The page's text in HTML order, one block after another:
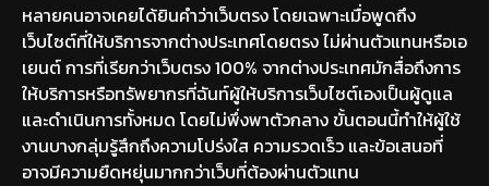
หลายคนอาจเคยได้ยินคำว่าเว็บตรง โดยเฉพาะเมื่อพูดถึง
เว็บไซต์ที่ให้บริการจากต่างประเทศโดยตรง ไม่ผ่านตัวแทนหรือเอ
เยนต์ การที่เรียกว่าเว็บตรง 100% จากต่างประเทศมักสื่อถึงการ
ให้บริการหรือทรัพยากรที่ฉันท์ผู้ให้บริการเว็บไซต์เองเป็นผู้ดูแล
และดำเนินการทั้งหมด โดยไม่พึ่งพาตัวกลาง ขั้นตอนนี้ทำให้ผู้ใช้
งานบางกลุ่มรู้สึกถึงความโปร่งใส ความรวดเร็ว และข้อเสนอที่
อาจมีความยืดหยุ่นมากกว่าเว็บที่ต้องผ่านตัวแทน